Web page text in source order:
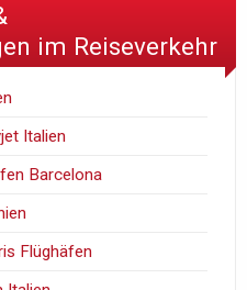
im Reiseverkehr
Italien
Barcelona
Flüghäfen